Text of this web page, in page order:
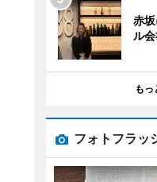
赤
ル
もっ
フォトフラッ